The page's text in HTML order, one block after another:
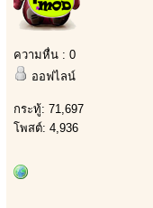
ความหื่น : 0
ออฟไลน์
กระทู้: 71,697
โพสต์: 4,936